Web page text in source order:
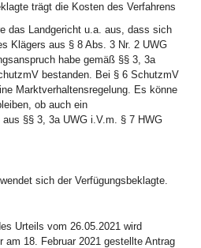
trägt die Kosten des Verfahrens
das Landgericht u.a. aus, dass sich
Klägers aus § 8 Abs. 3 Nr. 2 UWG
habe gemäß §§ 3, 3a
bestanden. Bei § 6 SchutzmV
Marktverhaltensregelung. Es könne
ob auch ein
aus §§ 3, 3a UWG i.V.m. § 7 HWG
sich der Verfügungsbeklagte.
Urteils vom 26.05.2021 wird
am 18. Februar 2021 gestellte Antrag